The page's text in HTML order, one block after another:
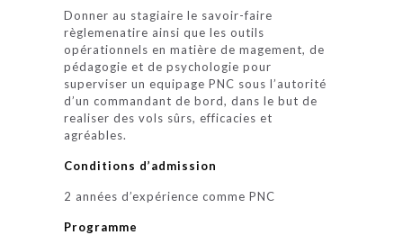
Donner au stagiaire le savoir-faire
règlemenatire ainsi que les outils
opérationnels en matière de magement, de
pédagogie et de psychologie pour
superviser un equipage PNC sous l’autorité
d’un commandant de bord, dans le but de
realiser des vols sûrs, efficacies et
agréables.
Conditions d’admission
2 années d’expérience comme PNC
Programme